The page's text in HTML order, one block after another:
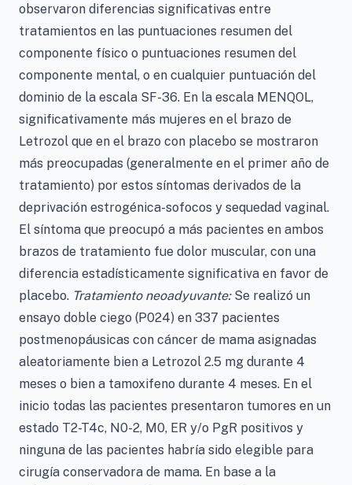
observaron diferencias significativas entre
tratamientos en las puntuaciones resumen del
componente físico o puntuaciones resumen del
componente mental, o en cualquier puntuación del
dominio de la escala SF-36. En la escala MENQOL,
significativamente más mujeres en el brazo de
Letrozol que en el brazo con placebo se mostraron
más preocupadas (generalmente en el primer año de
tratamiento) por estos síntomas derivados de la
deprivación estrogénica-sofocos y sequedad vaginal.
El síntoma que preocupó a más pacientes en ambos
brazos de tratamiento fue dolor muscular, con una
diferencia estadísticamente significativa en favor de
placebo. Tratamiento neoadyuvante:Se realizó un
ensayo doble ciego (P024) en 337 pacientes
postmenopáusicas con cáncer de mama asignadas
aleatoriamente bien a Letrozol 2.5 mg durante 4
meses o bien a tamoxifeno durante 4 meses. En el
inicio todas las pacientes presentaron tumores en un
estado T2-T4c, N0-2, M0, ER y/o PgR positivos y
ninguna de las pacientes habría sido elegible para
cirugía conservadora de mama. En base a la